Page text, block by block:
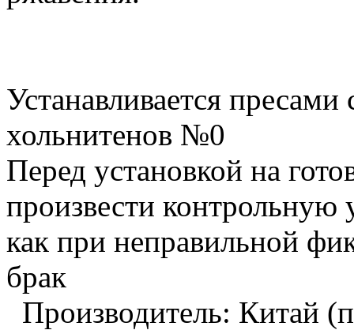
Устанавливается
хольнитенов №0
Перед установкой на
произвести контрольную
как при неправильной
брак
Производитель: Китай